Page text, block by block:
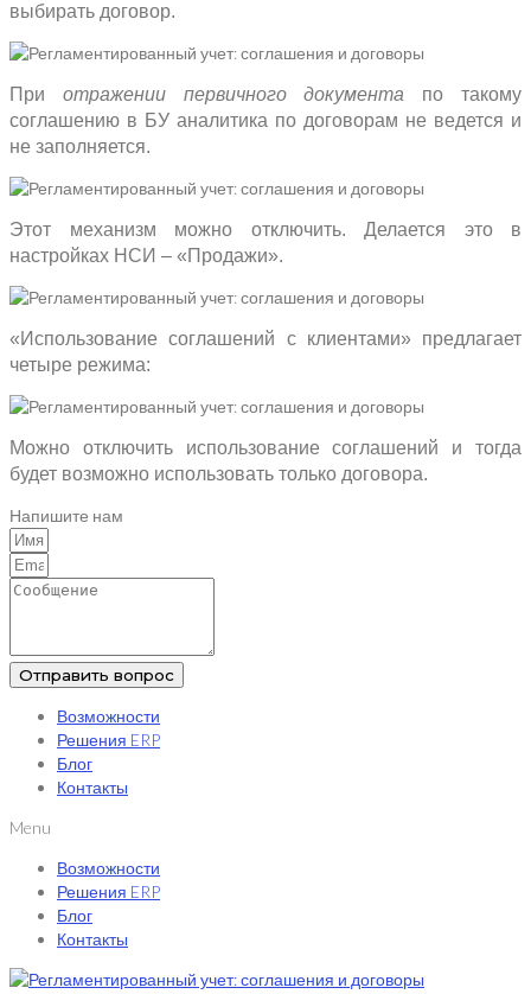
выбирать договор.
При отражении первичного документа по такому
соглашению в БУ аналитика по договорам не ведется и
не заполняется.
Этот механизм можно отключить. Делается это в
настройках НСИ – «Продажи».
«Использование соглашений с клиентами» предлагает
четыре режима:
Можно отключить использование соглашений и тогда
будет возможно использовать только договора.
Напишите нам
Отправить вопрос
Возможности
Решения ERP
Блог
Контакты
Menu
Возможности
Решения ERP
Блог
Контакты